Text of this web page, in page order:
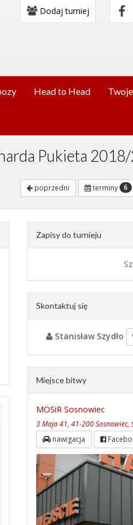
Dodaj turniej
Head to Head
Pukieta
poprzedni terminy 6
Zapisy do turnieju
Skontaktuj się
Stanisław Szydło
Miejsce bitwy
MOSiR Sosnowiec
3 Maja 41, 41-200 Sosnowiec,
nawigacja